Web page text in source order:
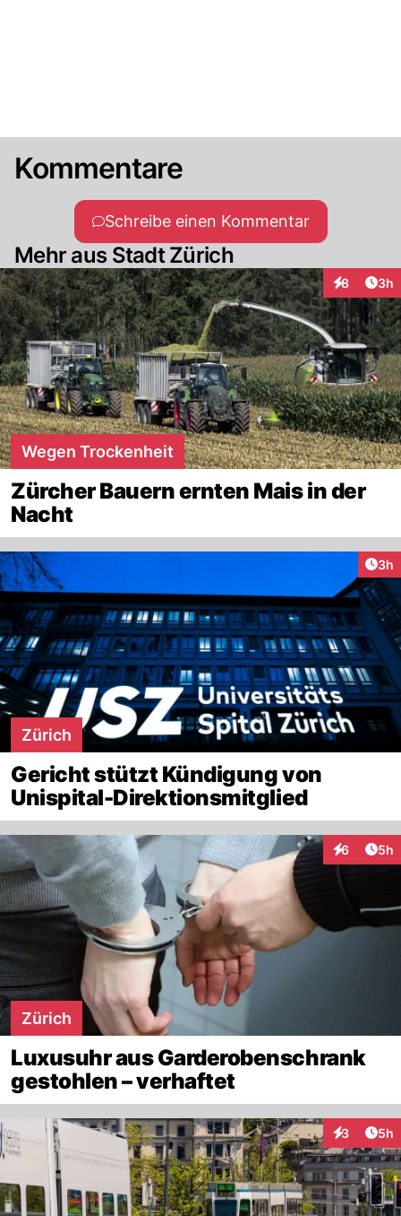
Kommentare
Schreibe einen Kommentar
Mehr aus Stadt Zürich
8 3h
Wegen Trockenheit
Zürcher Bauern ernten Mais in der
Nacht
3h
Zürich
Gericht stützt Kündigung von
Unispital-Direktionsmitglied
6 5h
Zürich
Luxusuhr aus Garderobenschrank
gestohlen – verhaftet
3 5h